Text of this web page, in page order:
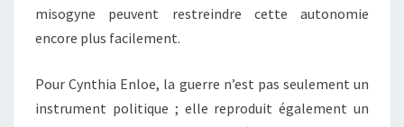
misogyne peuvent restreindre cette autonomie
encore plus facilement.
Pour Cynthia Enloe, la guerre n’est pas seulement un
instrument politique ; elle reproduit également un